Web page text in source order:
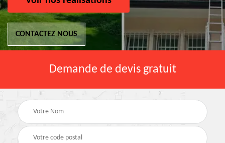
CONTACTEZ NOUS
Demande de devis gratuit